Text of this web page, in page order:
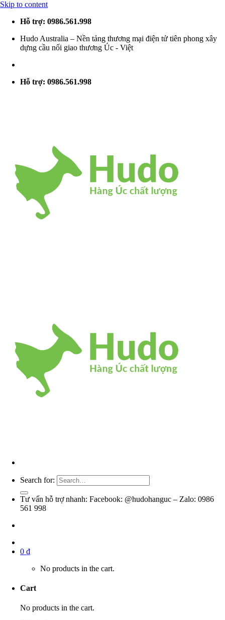
Skip to content
Hỗ trợ: 0986.561.998
Hudo Australia – Nền tảng thương mại điện tử tiên phong xây
dựng cầu nối giao thương Úc - Việt
Hỗ trợ: 0986.561.998
Search for:
Tư vấn hỗ trợ nhanh: Facebook: @hudohanguc – Zalo: 0986
561 998
0 ₫
No products in the cart.
Cart
No products in the cart.